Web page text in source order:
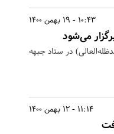
10:43 - 19 بهمن 1400
می‌شود
در ستاد جبهه
11:14 - 12 بهمن 1400